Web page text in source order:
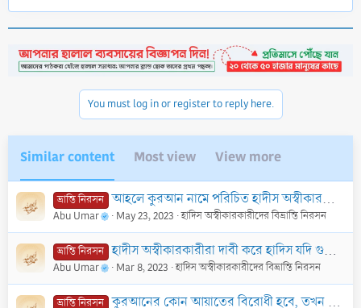
t
i
You must log in or register to reply here.
Similar content Most view View more
ভ্রান্তি নিরসন আহলে কুরআন নামে পরিচিত হাদীস অস্বীকারকারী ফিরকা নব্য মুতাযিলাদের কিছু বিভ্রান্তিমূলক প্রশ্নের জবাব
Abu Umar May 23, 2023 হাদিস অস্বীকারকারীদের বিভ্রান্তি নিরসন
ভ্রান্তি নিরসন হাদীস অস্বীকারকারীরা দাবী করে হাদিস যদি গুরুত্বপূর্ণ হতো তবে কুরআনের মত হাদিস ও খোলাফায়ে রাশেদিনের লিখতো।
Abu Umar Mar 8, 2023 হাদিস অস্বীকারকারীদের বিভ্রান্তি নিরসন
ভ্রান্তি নিরসন কুরআনের কোন আয়াতের বিরোধী হবে, তখন সে হাদীস অগ্রাহ্য হবে, যতই তা বিশুদ্ধ হৌক না কেন।